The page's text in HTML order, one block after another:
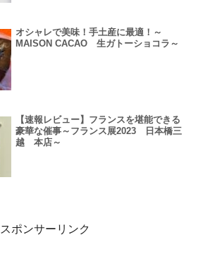
オシャレで美味！手土産に最適！～
MAISON CACAO 生ガトーショコラ～
【速報レビュー】フランスを堪能できる
豪華な催事～フランス展2023 日本橋三
越 本店～
スポンサーリンク